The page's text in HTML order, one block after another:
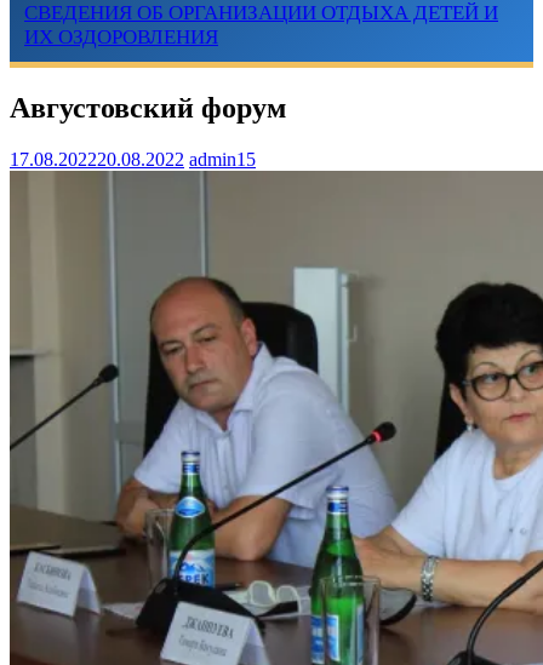
СВЕДЕНИЯ ОБ ОРГАНИЗАЦИИ ОТДЫХА ДЕТЕЙ И
ИХ ОЗДОРОВЛЕНИЯ
Августовский форум
17.08.202220.08.2022 admin15